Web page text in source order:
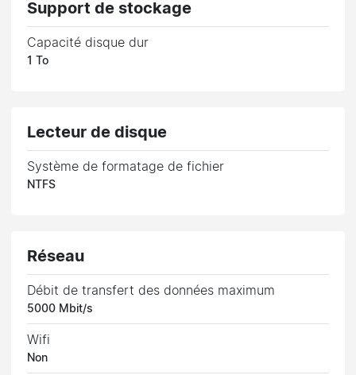
Support de stockage
Capacité disque dur
1 To
Lecteur de disque
Système de formatage de fichier
NTFS
Réseau
Débit de transfert des données maximum
5000 Mbit/s
Wifi
Non